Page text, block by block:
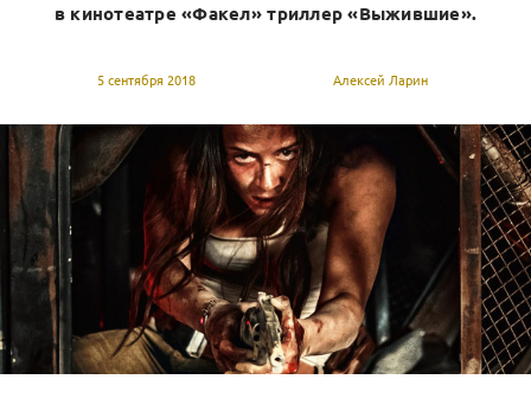
в кинотеатре «Факел» триллер «Выжившие».
5 сентября 2018 Алексей Ларин